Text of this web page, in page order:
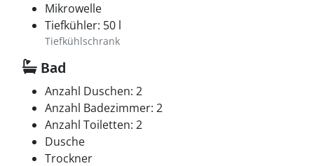
Mikrowelle
Tiefkühler: 50 l
Tiefkühlschrank
Bad
Anzahl Duschen: 2
Anzahl Badezimmer: 2
Anzahl Toiletten: 2
Dusche
Trockner